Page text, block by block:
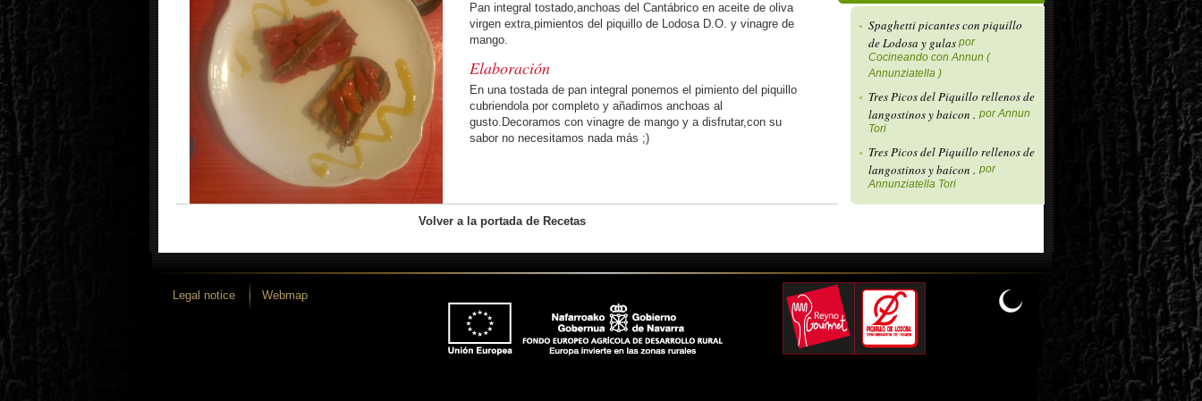
Pan integral tostado,anchoas del Cantábrico en aceite de oliva
virgen extra,pimientos del piquillo de Lodosa D.O. y vinagre de
mango.
Elaboración
En una tostada de pan integral ponemos el pimiento del piquillo
cubriendola por completo y añadimos anchoas al
gusto.Decoramos con vinagre de mango y a disfrutar,con su
sabor no necesitamos nada más ;)
Volver a la portada de Recetas
Spaghetti picantes con piquillo
de Lodosa y gulas por
Cocineando con Annun (
Annunziatella )
Tres Picos del Piquillo rellenos de
langostinos y baicon . por Annun
Tori
Tres Picos del Piquillo rellenos de
langostinos y baicon . por
Annunziatella Tori
Legal notice Webmap
Diseño y desarrollo iLUNE